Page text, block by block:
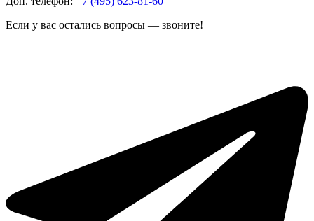
Если у вас остались вопросы — звоните!